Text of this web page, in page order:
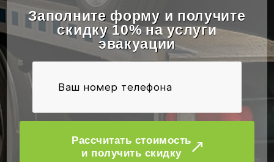
Заполните форму и получите
скидку 10% на услуги
эвакуации
Рассчитать стоимость
и получить скидку